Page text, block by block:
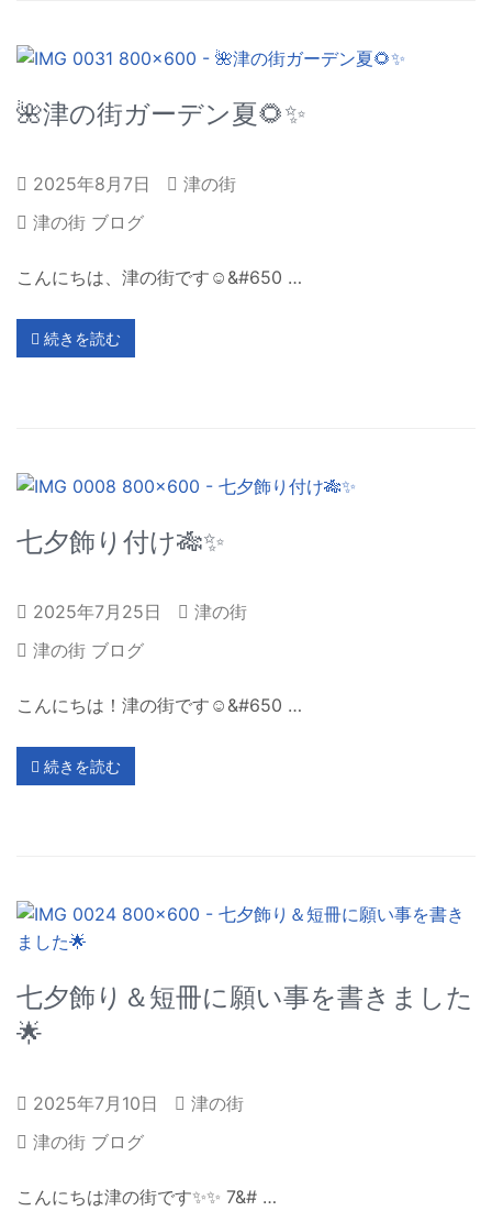
🌺津の街ガーデン夏🌻✨
2025年8月7日
津の街
津の街 ブログ
こんにちは、津の街です☺&#650 …
続きを読む
七夕飾り付け🎋✨
2025年7月25日
津の街
津の街 ブログ
こんにちは！津の街です☺&#650 …
続きを読む
七夕飾り＆短冊に願い事を書きました
🌟
2025年7月10日
津の街
津の街 ブログ
こんにちは津の街です✨✨ 7&# …